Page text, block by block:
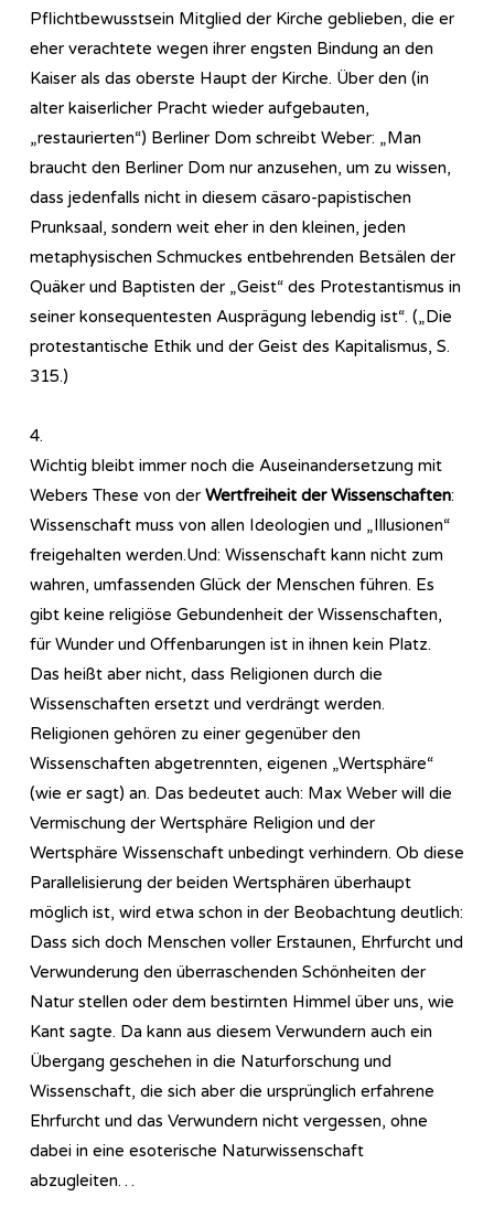
Pflichtbewusstsein Mitglied der Kirche geblieben, die er
eher verachtete wegen ihrer engsten Bindung an den
Kaiser als das oberste Haupt der Kirche. Über den (in
alter kaiserlicher Pracht wieder aufgebauten,
„restaurierten“) Berliner Dom schreibt Weber: „Man
braucht den Berliner Dom nur anzusehen, um zu wissen,
dass jedenfalls nicht in diesem cäsaro-papistischen
Prunksaal, sondern weit eher in den kleinen, jeden
metaphysischen Schmuckes entbehrenden Betsälen der
Quäker und Baptisten der „Geist“ des Protestantismus in
seiner konsequentesten Ausprägung lebendig ist“. („Die
protestantische Ethik und der Geist des Kapitalismus, S.
315.)
4.
Wichtig bleibt immer noch die Auseinandersetzung mit
Webers These von der Wertfreiheit der Wissenschaften:
Wissenschaft muss von allen Ideologien und „Illusionen“
freigehalten werden.Und: Wissenschaft kann nicht zum
wahren, umfassenden Glück der Menschen führen. Es
gibt keine religiöse Gebundenheit der Wissenschaften,
für Wunder und Offenbarungen ist in ihnen kein Platz.
Das heißt aber nicht, dass Religionen durch die
Wissenschaften ersetzt und verdrängt werden.
Religionen gehören zu einer gegenüber den
Wissenschaften abgetrennten, eigenen „Wertsphäre“
(wie er sagt) an. Das bedeutet auch: Max Weber will die
Vermischung der Wertsphäre Religion und der
Wertsphäre Wissenschaft unbedingt verhindern. Ob diese
Parallelisierung der beiden Wertsphären überhaupt
möglich ist, wird etwa schon in der Beobachtung deutlich:
Dass sich doch Menschen voller Erstaunen, Ehrfurcht und
Verwunderung den überraschenden Schönheiten der
Natur stellen oder dem bestirnten Himmel über uns, wie
Kant sagte. Da kann aus diesem Verwundern auch ein
Übergang geschehen in die Naturforschung und
Wissenschaft, die sich aber die ursprünglich erfahrene
Ehrfurcht und das Verwundern nicht vergessen, ohne
dabei in eine esoterische Naturwissenschaft
abzugleiten…